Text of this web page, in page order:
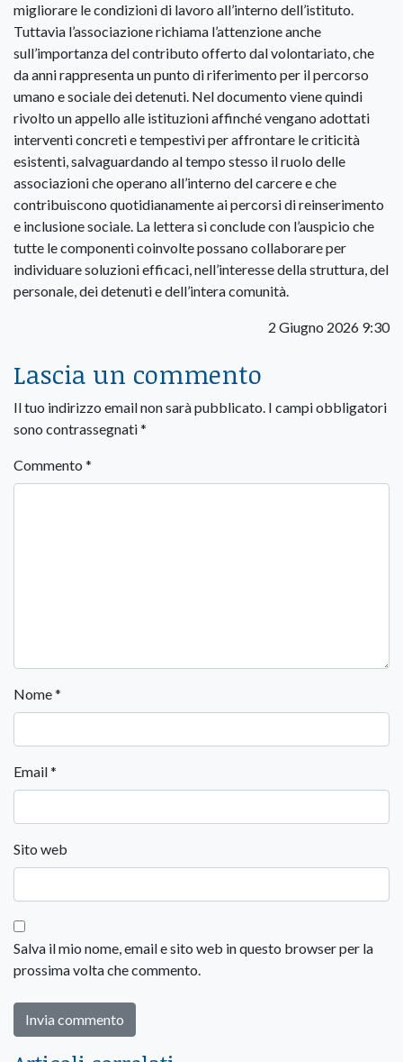
migliorare le condizioni di lavoro all’interno dell’istituto.
Tuttavia l’associazione richiama l’attenzione anche
sull’importanza del contributo offerto dal volontariato, che
da anni rappresenta un punto di riferimento per il percorso
umano e sociale dei detenuti. Nel documento viene quindi
rivolto un appello alle istituzioni affinché vengano adottati
interventi concreti e tempestivi per affrontare le criticità
esistenti, salvaguardando al tempo stesso il ruolo delle
associazioni che operano all’interno del carcere e che
contribuiscono quotidianamente ai percorsi di reinserimento
e inclusione sociale. La lettera si conclude con l’auspicio che
tutte le componenti coinvolte possano collaborare per
individuare soluzioni efficaci, nell’interesse della struttura, del
personale, dei detenuti e dell’intera comunità.
2 Giugno 2026 9:30
Lascia un commento
Il tuo indirizzo email non sarà pubblicato. I campi obbligatori
sono contrassegnati*
Commento *
Nome*
Email*
Sito web
Salva il mio nome, email e sito web in questo browser per la
prossima volta che commento.